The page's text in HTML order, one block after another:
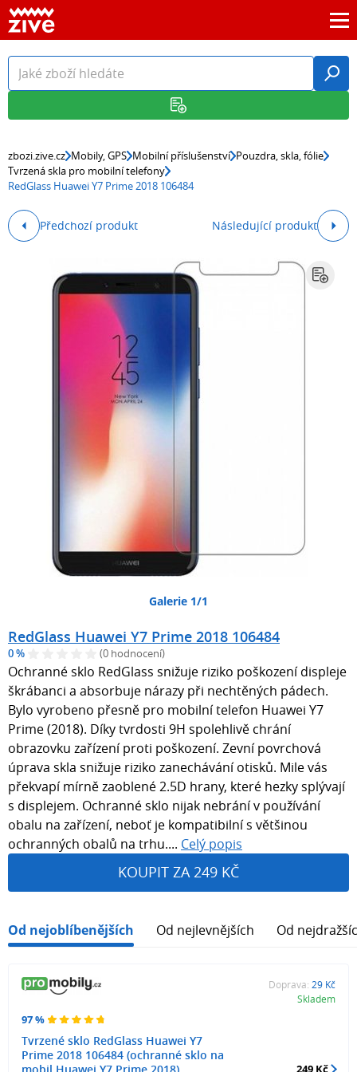
zbozi.zive.cz Mobily, GPS Mobilní příslušenství Pouzdra, skla, fólie
Tvrzená skla pro mobilní telefony
RedGlass Huawei Y7 Prime 2018 106484
Předchozí produkt Následující produkt
Galerie 1/1
RedGlass Huawei Y7 Prime 2018 106484
0 % (0 hodnocení)
Ochranné sklo RedGlass snižuje riziko poškození displeje
škrábanci a absorbuje nárazy při nechtěných pádech.
Bylo vyrobeno přesně pro mobilní telefon Huawei Y7
Prime (2018). Díky tvrdosti 9H spolehlivě chrání
obrazovku zařízení proti poškození. Zevní povrchová
úprava skla snižuje riziko zanechávání otisků. Mile vás
překvapí mírně zaoblené 2.5D hrany, které hezky splývají
s displejem. Ochranné sklo nijak nebrání v používání
obalu na zařízení, neboť je kompatibilní s většinou
ochranných obalů na trhu.... Celý popis
KOUPIT ZA 249 KČ
Od nejoblíbenějších Od nejlevnějších Od
97 %
Tvrzené sklo RedGlass Huawei Y7
Prime 2018 106484 (ochranné sklo na
Doprava: 29 Kč
Skladem
249 Kč